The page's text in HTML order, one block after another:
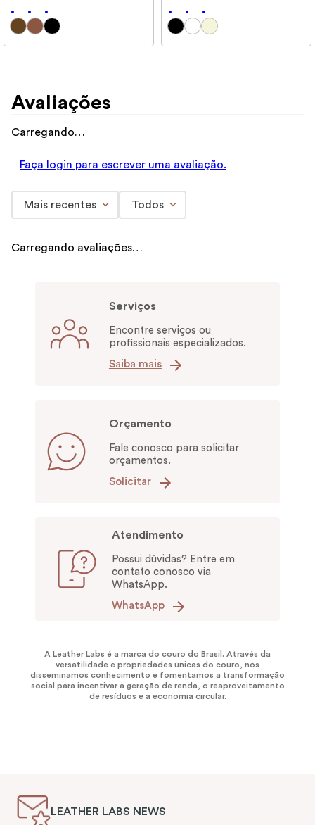
Avaliações
Carregando…
Faça login para escrever uma avaliação.
Mais recentes Todos
Carregando avaliações…
Serviços
Encontre serviços ou
profissionais especializados.
Saiba mais
Orçamento
Fale conosco para solicitar
orçamentos.
Solicitar
Atendimento
Possui dúvidas? Entre em
contato conosco via
WhatsApp.
WhatsApp
A Leather Labs é a marca do couro do Brasil. Através da
versatilidade e propriedades únicas do couro, nós
disseminamos conhecimento e fomentamos a transformação
social para incentivar a geração de renda, o reaproveitamento
de resíduos e a economia circular.
LEATHER LABS NEWS